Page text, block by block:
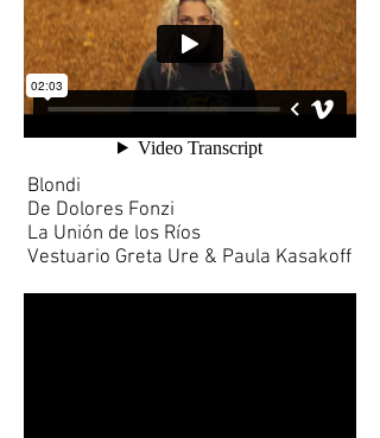
Blondi
De Dolores Fonzi
La Unión de los Ríos
Vestuario Greta Ure & Paula Kasakoff